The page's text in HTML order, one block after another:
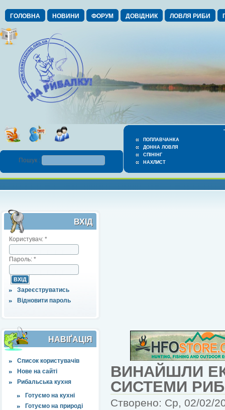
ГОЛОВНА НОВИНИ ФОРУМ ДОВІДНИК ЛОВЛЯ РИБИ
ПОПЛАВЧАНКА
ДОННА ЛОВЛЯ
СПІНІНГ
НАХЛИСТ
Пошук :
ВХІД
Користувач: *
Пароль: *
Зареєструватись
Відновити пароль
НАВІҐАЦІЯ
Список користувачів
Нове на сайті
Рибальська кухня
Готуємо на кухні
Готуємо на природі
ВИНАЙШЛИ
СИСТЕМИ
Створено: Ср, 02/02/